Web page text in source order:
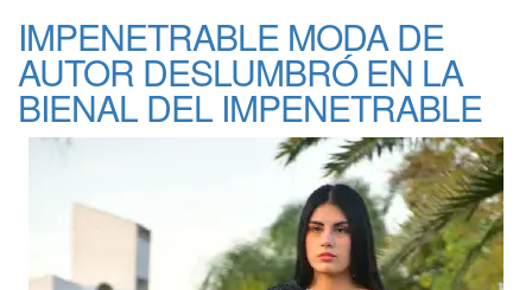
IMPENETRABLE MODA DE
AUTOR DESLUMBRÓ EN LA
BIENAL DEL IMPENETRABLE